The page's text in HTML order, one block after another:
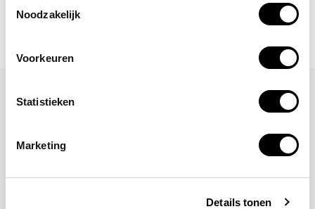
Noodzakelijk
Voorkeuren
Statistieken
Marketing
Details tonen